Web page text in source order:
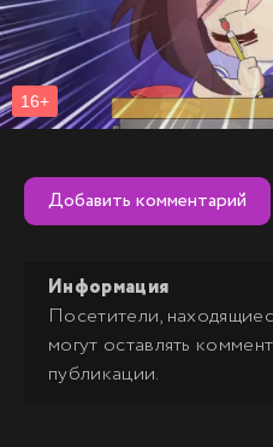
Добавить комментарий
Информация
Посетители,
могут оставлять
публикации.